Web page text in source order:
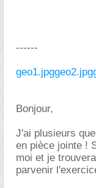
------
geo1.jpggeo2.jpg
Bonjour,
J'ai plusieurs
en pièce jointe !
moi et je
parvenir